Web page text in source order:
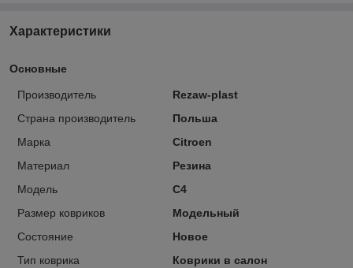
Характеристики
Основные
Производитель
Rezaw-plast
Страна производитель
Польша
Марка
Citroen
Материал
Резина
Модель
C4
Размер ковриков
Модельный
Состояние
Новое
Тип коврика
Коврики в салон